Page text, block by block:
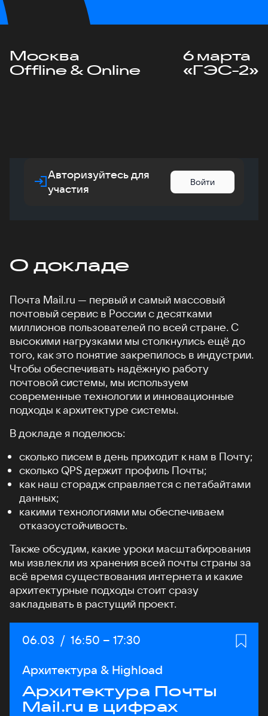
Москва
Offline & Online
6 марта
«ГЭС-2»
Авторизуйтесь для
участия
Войти
О докладе
Почта Mail.ru — первый и самый массовый
почтовый сервис в России с десятками
миллионов пользователей по всей стране. С
высокими нагрузками мы столкнулись ещё до
того, как это понятие закрепилось в индустрии.
Чтобы обеспечивать надёжную работу
почтовой системы, мы используем
современные технологии и инновационные
подходы к архитектуре системы.
В докладе я поделюсь:
сколько писем в день приходит к нам в Почту;
сколько QPS держит профиль Почты;
как наш сторадж справляется с петабайтами
данных;
какими технологиями мы обеспечиваем
отказоустойчивость.
Также обсудим, какие уроки масштабирования
мы извлекли из хранения всей почты страны за
всё время существования интернета и какие
архитектурные подходы стоит сразу
закладывать в растущий проект.
Дата:
06.03 / Начало:
16:50 – Конец:
17:30
Архитектура & Highload
Архитектура Почты
Mail.ru в цифрах